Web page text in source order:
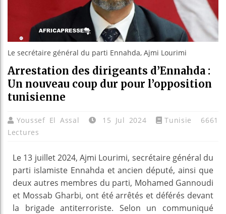
Le secrétaire général du parti Ennahda, Ajmi Lourimi
Arrestation des dirigeants d’Ennahda :
Un nouveau coup dur pour l’opposition
tunisienne
Youssef El Assal 15 Jul 2024 Tunisie
6661
Lectures
Le 13 juillet 2024, Ajmi Lourimi, secrétaire général du
parti islamiste Ennahda et ancien député, ainsi que
deux autres membres du parti, Mohamed Gannoudi
et Mossab Gharbi, ont été arrêtés et déférés devant
la brigade antiterroriste. Selon un communiqué